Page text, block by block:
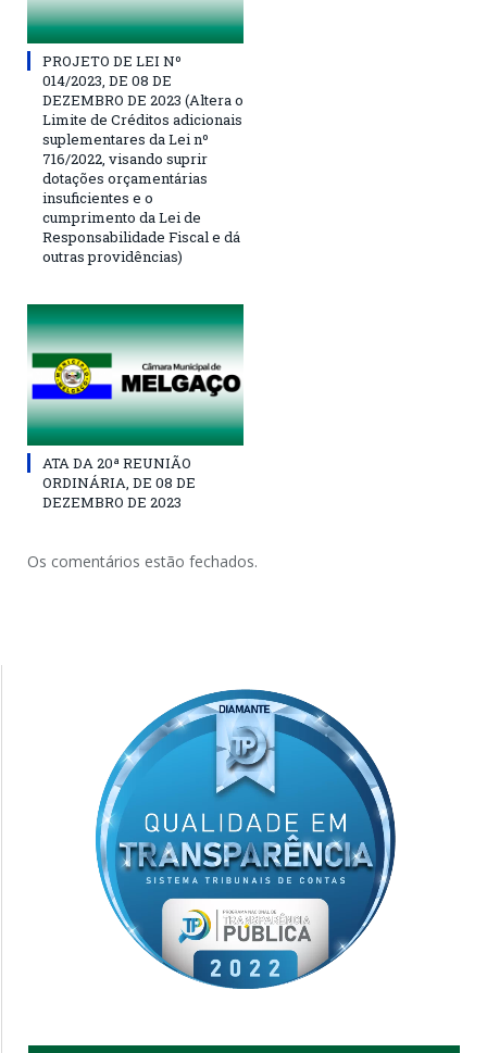
PROJETO DE LEI Nº
014/2023, DE 08 DE
DEZEMBRO DE 2023 (Altera o
Limite de Créditos adicionais
suplementares da Lei nº
716/2022, visando suprir
dotações orçamentárias
insuficientes e o
cumprimento da Lei de
Responsabilidade Fiscal e dá
outras providências)
ATA DA 20ª REUNIÃO
ORDINÁRIA, DE 08 DE
DEZEMBRO DE 2023
Os comentários estão fechados.